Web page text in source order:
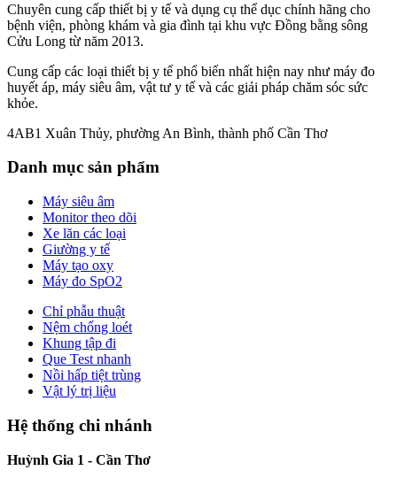
Chuyên cung cấp thiết bị y tế và dụng cụ thể dục chính hãng cho
bệnh viện, phòng khám và gia đình tại khu vực Đồng bằng sông
Cửu Long từ năm 2013.
Cung cấp các loại thiết bị y tế phổ biến nhất hiện nay như máy đo
huyết áp, máy siêu âm, vật tư y tế và các giải pháp chăm sóc sức
khỏe.
4AB1 Xuân Thủy, phường An Bình, thành phố Cần Thơ
Danh mục sản phẩm
Máy siêu âm
Monitor theo dõi
Xe lăn các loại
Giường y tế
Máy tạo oxy
Máy đo SpO2
Chỉ phẫu thuật
Nệm chống loét
Khung tập đi
Que Test nhanh
Nồi hấp tiệt trùng
Vật lý trị liệu
Hệ thống chi nhánh
Huỳnh Gia 1 - Cần Thơ